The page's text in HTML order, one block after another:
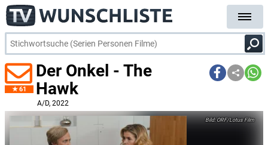
61
Der Onkel - The
Hawk
A/D, 2022
ORF/Lotus Film